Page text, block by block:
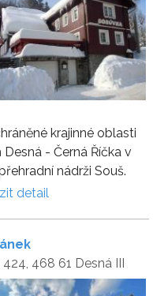
krajinné oblasti
- Černá Říčka v
nádrži Souš.
detail
424, 468 61 Desná III